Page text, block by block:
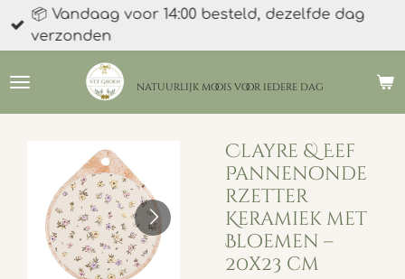
Ga
direct
de
natuurlijk moois voor iedere dag
📦 Vandaag voor 14:00 besteld, dezelfde dag
verzonden
Clayre & Eef
Pannenonde
rzetter
Keramiek met
Bloemen –
20x23 cm